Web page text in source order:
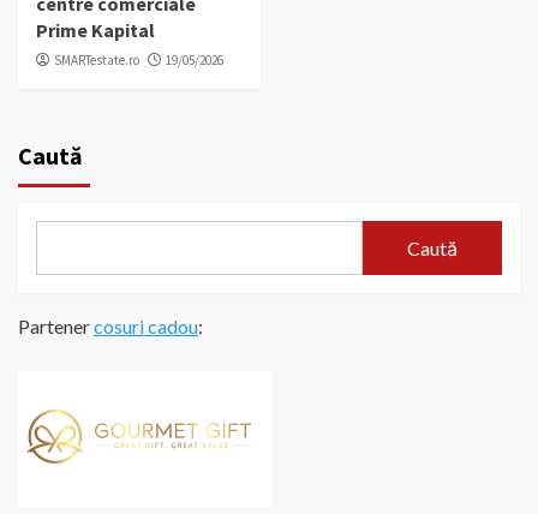
Prime Kapital
SMARTestate.ro 19/05/2026
Caută
Caută
Partenercosuri cadou: